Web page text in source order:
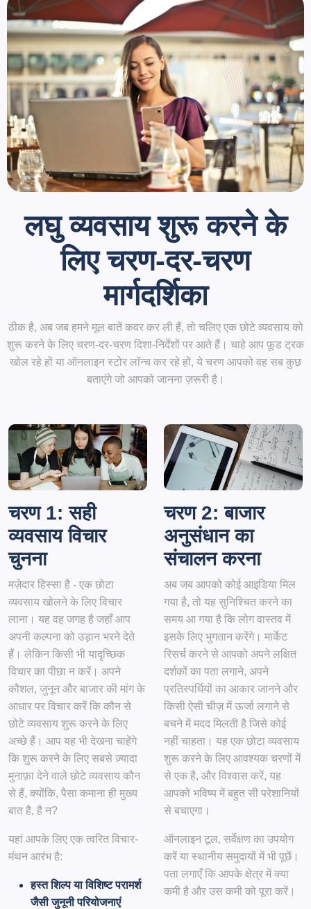
लघु व्यवसाय शुरू करने के
लिए चरण-दर-चरण
मार्गदर्शिका
ठीक है, अब जब हमने मूल बातें कवर कर ली हैं, तो चलिए एक छोटे व्यवसाय को
शुरू करने के लिए चरण-दर-चरण दिशा-निर्देशों पर आते हैं। चाहे आप फ़ूड ट्रक
खोल रहे हों या ऑनलाइन स्टोर लॉन्च कर रहे हों, ये चरण आपको वह सब कुछ
बताएंगे जो आपको जानना ज़रूरी है।
चरण 1: सही
व्यवसाय विचार
चुनना
मज़ेदार हिस्सा है - एक छोटा
व्यवसाय खोलने के लिए विचार
लाना। यह वह जगह है जहाँ आप
अपनी कल्पना को उड़ान भरने देते
हैं। लेकिन किसी भी यादृच्छिक
विचार का पीछा न करें। अपने
कौशल, जुनून और बाजार की मांग के
आधार पर विचार करें कि कौन से
छोटे व्यवसाय शुरू करने के लिए
अच्छे हैं। आप यह भी देखना चाहेंगे
कि शुरू करने के लिए सबसे ज़्यादा
मुनाफ़ा देने वाले छोटे व्यवसाय कौन
से हैं, क्योंकि, पैसा कमाना ही मुख्य
बात है, है न?
यहां आपके लिए एक त्वरित विचार-
मंथन आरंभ है:
हस्त शिल्प या विशिष्ट परामर्श
जैसी जुनूनी परियोजनाएं
चरण 2: बाजार
अनुसंधान का
संचालन करना
अब जब आपको कोई आइडिया मिल
गया है, तो यह सुनिश्चित करने का
समय आ गया है कि लोग वास्तव में
इसके लिए भुगतान करेंगे। मार्केट
रिसर्च करने से आपको अपने लक्षित
दर्शकों का पता लगाने, अपने
प्रतिस्पर्धियों का आकार जानने और
किसी ऐसी चीज़ में ऊर्जा लगाने से
बचने में मदद मिलती है जिसे कोई
नहीं चाहता। यह एक छोटा व्यवसाय
शुरू करने के लिए आवश्यक चरणों में
से एक है, और विश्वास करें, यह
आपको भविष्य में बहुत सी परेशानियों
से बचाएगा।
ऑनलाइन टूल, सर्वेक्षण का उपयोग
करें या स्थानीय समुदायों में भी पूछें।
पता लगाएँ कि आपके क्षेत्र में क्या
कमी है और उस कमी को पूरा करें।